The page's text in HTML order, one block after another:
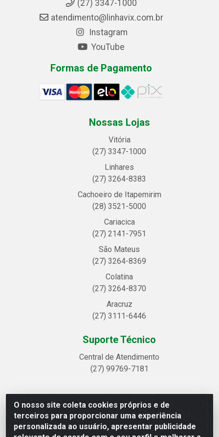
O nosso site coleta cookies próprios e de
terceiros para proporcionar uma experiência
personalizada ao usuário, apresentar publicidade
(27) 3347-1000
atendimento@linhavix.com.br
Instagram
YouTube
Formas de Pagamento
Nossas Lojas
Vitória
(27) 3347-1000
Linhares
(27) 3264-8383
Cachoeiro de Itapemirim
(28) 3521-5000
Cariacica
(27) 2141-7951
São Mateus
(27) 3264-8369
Colatina
(27) 3264-8370
Aracruz
(27) 3111-6446
Suporte Técnico
Central de Atendimento
(27) 99769-7181
Linhavix Distribuidora LTDA - Avenida Alegre, 2521 -
Quadra314 Lote 05 e 07 - Shell, Linhares/ES - CEP
29.901-605 - CNPJ 20.857.514/0001-75